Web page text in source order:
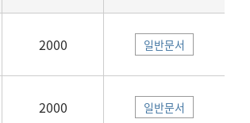
2000 일반문서
2000 일반문서